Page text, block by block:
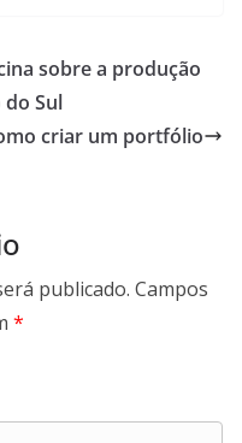
sobre a produção
Sul
criar um portfólio
publicado. Campos
*